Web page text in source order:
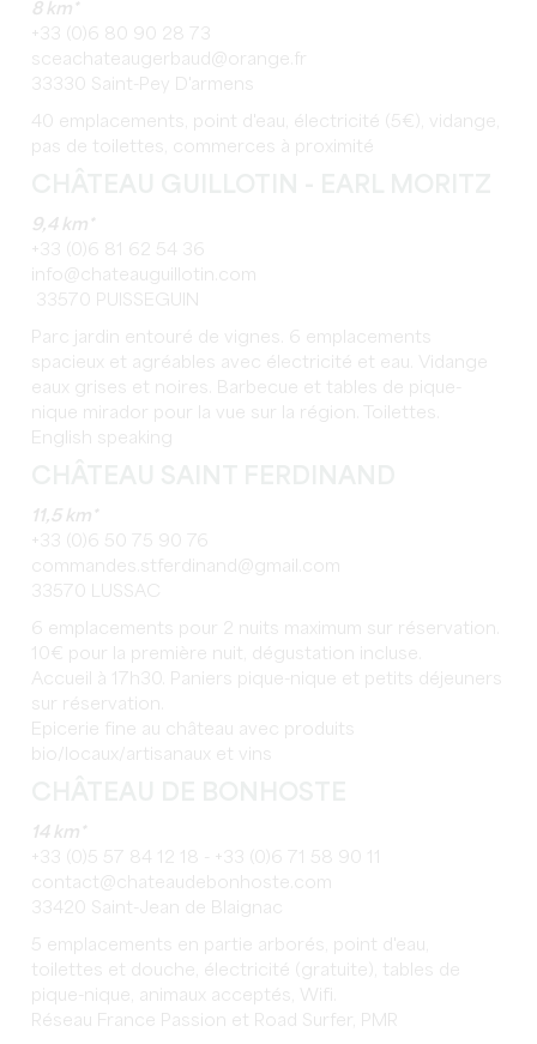
8 km*
+33 (0)6 80 90 28 73
sceachateaugerbaud@orange.fr
33330 Saint-Pey D'armens
40 emplacements, point d'eau, électricité (5€), vidange,
pas de toilettes, commerces à proximité
9,4 km*
+33 (0)6 81 62 54 36
info@chateauguillotin.com
33570 PUISSEGUIN
Parc jardin entouré de vignes. 6 emplacements
spacieux et agréables avec électricité et eau. Vidange
eaux grises et noires. Barbecue et tables de pique-
nique mirador pour la vue sur la région. Toilettes.
English speaking
11,5 km*
+33 (0)6 50 75 90 76
commandes.stferdinand@gmail.com
33570 LUSSAC
6 emplacements pour 2 nuits maximum sur réservation.
10€ pour la première nuit, dégustation incluse.
Accueil à 17h30. Paniers pique-nique et petits déjeuners
sur réservation.
Epicerie fine au château avec produits
bio/locaux/artisanaux et vins
14 km*
+33 (0)5 57 84 12 18 - +33 (0)6 71 58 90 11
contact@chateaudebonhoste.com
33420 Saint-Jean de Blaignac
5 emplacements en partie arborés, point d'eau,
toilettes et douche, électricité (gratuite), tables de
pique-nique, animaux acceptés, Wifi.
Réseau France Passion et Road Surfer, PMR